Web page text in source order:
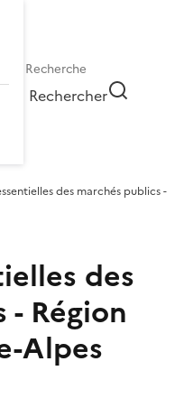
Rechercher
des marchés publics -
des
Région
Alpes